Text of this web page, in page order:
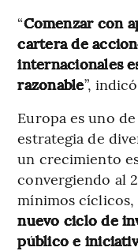
“Comenzar con
cartera de
internacionales
razonable”,
Europa es uno
estrategia de
un crecimiento
convergiendo al
mínimos cíclicos,
nuevo ciclo de
público e